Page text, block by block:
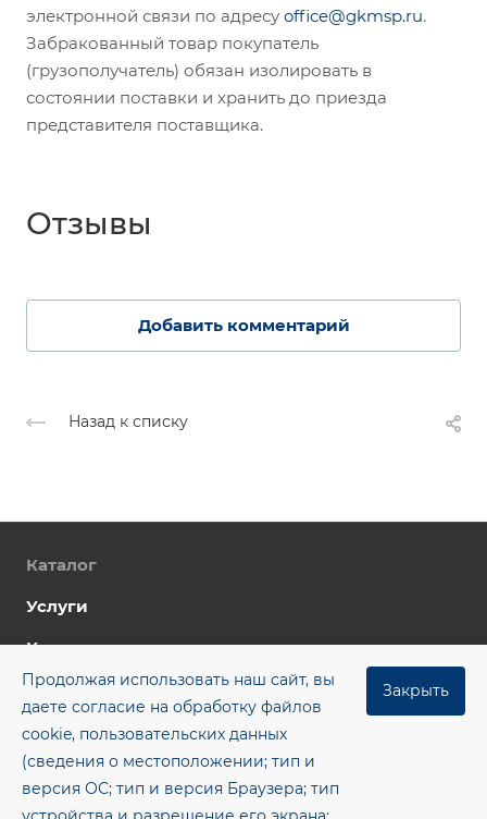
электронной связи по адресу office@gkmsp.ru.
Забракованный товар покупатель
(грузополучатель) обязан изолировать в
состоянии поставки и хранить до приезда
представителя поставщика.
Отзывы
Добавить комментарий
Назад к списку
Каталог
Услуги
Компания
Цены
Контакты
Блог
+7 (8482) 955‒462
Продолжая использовать наш сайт, вы
даете согласие на обработку файлов
cookie, пользовательских данных
(сведения о местоположении; тип и
версия ОС; тип и версия Браузера; тип
Закрыть